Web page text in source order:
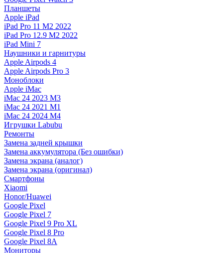
Планшеты
Apple iPad
iPad Pro 11 M2 2022
iPad Pro 12.9 M2 2022
iPad Mini 7
Наушники и гарнитуры
Apple Airpods 4
Apple Airpods Pro 3
Моноблоки
Apple iMac
iMac 24 2023 M3
iMac 24 2021 M1
iMac 24 2024 M4
Игрушки Labubu
Ремонты
Замена задней крышки
Замена аккумулятора (Без ошибки)
Замена экрана (аналог)
Замена экрана (оригинал)
Смартфоны
Xiaomi
Honor/Huawei
Google Pixel
Google Pixel 7
Google Pixel 9 Pro XL
Google Pixel 8 Pro
Google Pixel 8A
Мониторы